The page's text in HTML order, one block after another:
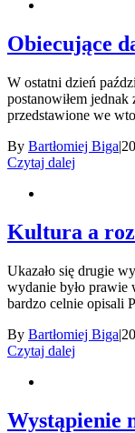
Obiecujące
W ostatni dzień
postanowiłem
przedstawione we
By Bartłomiej Biga|
Czytaj dalej
Kultura a
Ukazało się drugie
wydanie było prawie
bardzo celnie opisali
By Bartłomiej Biga|
Czytaj dalej
Wystąpienie